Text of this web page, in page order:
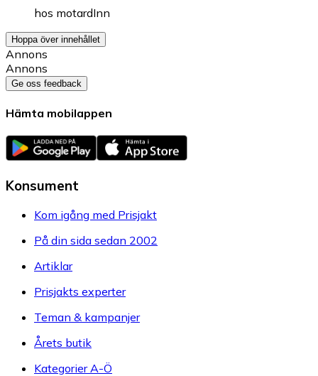
hos motardInn
Hoppa över innehållet
Annons
Annons
Ge oss feedback
Hämta mobilappen
Konsument
Kom igång med Prisjakt
På din sida sedan 2002
Artiklar
Prisjakts experter
Teman & kampanjer
Årets butik
Kategorier A-Ö